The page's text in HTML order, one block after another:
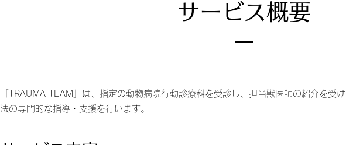
サービス概要
「TRAUMA TEAM」は、指定の動物病院行動診療科を受診し、担当獣医師の紹介を受
法の専門的な指導・支援を行います。